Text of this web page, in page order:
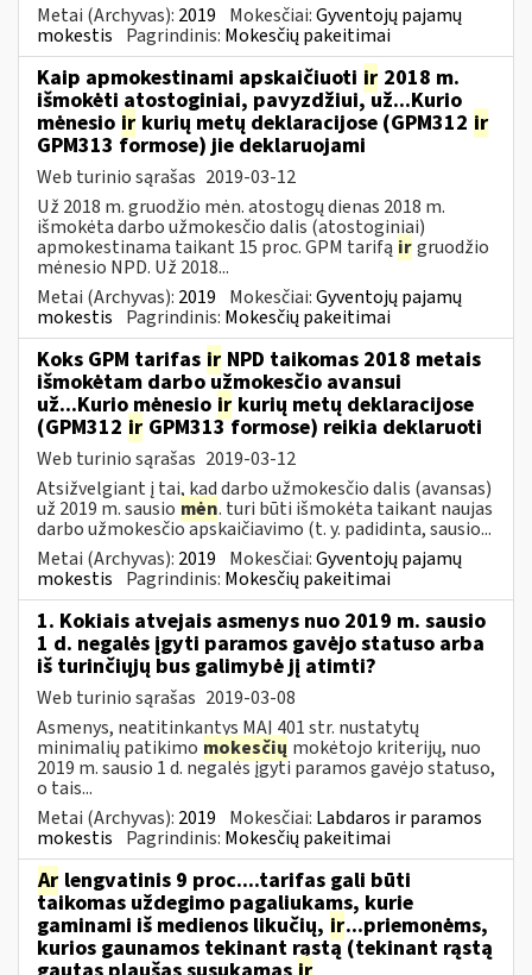
Metai (Archyvas): 2019 Mokesčiai:Gyventojų pajamų
mokestis Pagrindinis: Mokesčių pakeitimai
Kaip apmokestinami apskaičiuoti ir 2018 m.
išmokėti atostoginiai, pavyzdžiui, už...Kurio
mėnesio ir kurių metų deklaracijose (GPM312 ir
GPM313 formose) jie deklaruojami
Web turinio sąrašas 2019-03-12
Už 2018 m. gruodžio mėn. atostogų dienas 2018 m.
išmokėta darbo užmokesčio dalis (atostoginiai)
apmokestinama taikant 15 proc. GPM tarifą irgruodžio
mėnesio NPD. Už 2018...
Metai (Archyvas): 2019 Mokesčiai:Gyventojų pajamų
mokestis Pagrindinis: Mokesčių pakeitimai
Koks GPM tarifas ir NPD taikomas 2018 metais
išmokėtam darbo užmokesčio avansui
už...Kurio mėnesio ir kurių metų deklaracijose
(GPM312 ir GPM313 formose) reikia deklaruoti
Web turinio sąrašas 2019-03-12
Atsižvelgiant į tai, kad darbo užmokesčio dalis (avansas)
už 2019 m. sausio mėn. turi būti išmokėta taikant naujas
darbo užmokesčio apskaičiavimo (t. y. padidinta, sausio...
Metai (Archyvas): 2019 Mokesčiai:Gyventojų pajamų
mokestis Pagrindinis: Mokesčių pakeitimai
1. Kokiais atvejais asmenys nuo 2019 m. sausio
1 d. negalės įgyti paramos gavėjo statuso arba
iš turinčiųjų bus galimybė jį atimti?
Web turinio sąrašas 2019-03-08
Asmenys, neatitinkantys MAĮ 401 str. nustatytų
minimalių patikimo mokesčių mokėtojo kriterijų, nuo
2019 m. sausio 1 d. negalės įgyti paramos gavėjo statuso,
o tais...
Metai (Archyvas): 2019 Mokesčiai: Labdaros ir paramos
mokestis Pagrindinis: Mokesčių pakeitimai
Ar lengvatinis 9 proc....tarifas gali būti
taikomas uždegimo pagaliukams, kurie
gaminami iš medienos likučių, ir...priemonėms,
kurios gaunamos tekinant rąstą (tekinant rąstą